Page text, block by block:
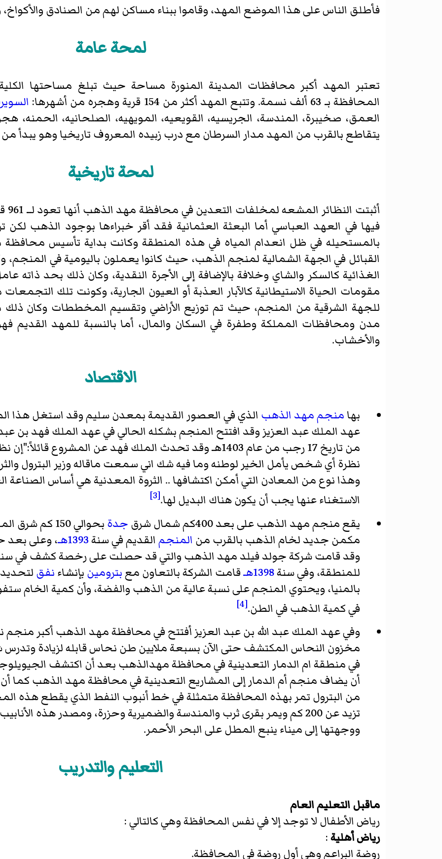
فأطلق الناس على هذا الموضع المهد، وقاموا ببناء مساكن لهم من الصنادق والأكواخ،
لمحة عامة
المحافظة بـ 63 ألف نسمة. وتتبع المهد أكثر من 154 قرية وهجره من أشهرها:
العمق، صخيبرة، المندسة، الجريسيه، القويعيه، المويهيه، الصلحانيه، الحمنه،
يتقاطع بالقرب من المهد مدار السرطان مع درب زبيده المعروف تاريخيا وهو يبدأ
لمحة تاريخية
فيها في العهد العباسي أما البعثة العثمانية فقد أقر خبراءها بوجود الذهب
بالمستحيله في ظل انعدام المياه في هذه المنطقة وكانت بداية تأسيس
القبائل في الجهة الشمالية لمنجم الذهب، حيث كانوا يعملون باليومية في
الغذائية كالسكر والشاي وخلافة بالإضافة إلى الأجرة النقدية، وكان ذلك بحد
مقومات الحياة الاستيطانية كالآبار العذبة أو العيون الجارية، وكونت تلك
للجهة الشرقية من المنجم، حيث تم توزيع الأراضي وتقسيم المخططات وكان
مدن ومحافظات المملكة وطفرة في السكان والمال، أما بالنسبة للمهد القديم
والأخشاب.
الاقتصاد
بها منجم مهد الذهب الذي في العصور القديمة بمعدن سليم وقد استغل هذا
عهد الملك عبد العزيز وقد افتتح المنجم بشكله الحالي في عهد الملك فهد بن
من تاريخ 17 رجب من عام 1403هـ وقد تحدث الملك فهد عن
نظرة أي شخص يأمل الخير لوطنه وما فيه شك اني سمعت ماقاله وزير البترول
وهذا نوع من المعادن التي أمكن اكتشافها .. الثروة المعدنية هي أساس الصناعة
الاستغناء عنها يجب أن يكون هناك البديل لها.[3]
يقع منجم مهد الذهب على بعد 400كم شمال شرق جدة
بحوالي 150
مكمن جديد لخام الذهب بالقرب من المنجم القديم في سنة1393هـ
وقد قامت شركة جولد فيلد مهد الذهب والتي قد حصلت على رخصة كشف في
للمنطقة، وفي سنة1398هـ قامت الشركة بالتعاون مع بترومين بإنشاء نفق
بالمنيا، ويحتوي المنجم على نسبة عالية من الذهب والفضة، وأن كمية الخام
في كمية الذهب في الطن.[4]
وفي عهد الملك عبد الله بن عبد العزيز أفتتح في محافظة مهد الذهب أكبر
مخزون النحاس المكتشف حتى الآن بسبعة ملايين طن نحاس قابله لزيادة
في منطقة ام الدمار التعدينية في محافظة مهدالذهب بعد أن اكتشف
أن يضاف منجم أم الدمار إلى المشاريع التعدينية في محافظة مهد الذهب كما
من البترول تمر بهذه المحافظة متمثلة في خط أنبوب النفط الذي يقطع هذه
تزيد عن 200 كم ويمر بقرى ثرب والمندسة والضميرية وحزرة، ومصدر هذه
ووجهتها إلى ميناء ينبع المطل على البحر الأحمر.
التعليم والتدريب
ماقبل التعليم العام
رياض الأطفال لا توجد إلا في نفس المحافظة وهي كالتالي :
رياض أهلية:
روضة البراعم وهي أول روضة في المحافظة.